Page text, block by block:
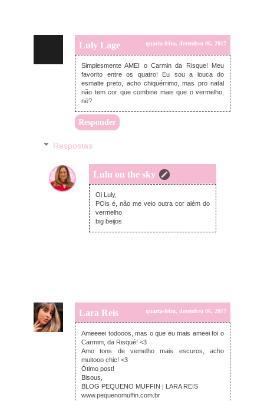
Luly Lage quarta-feira, dezembro 06, 2017
Simplesmente AMEI o Carmin da Risque! Meu
favorito entre os quatro! Eu sou a louca do
esmalte preto, acho chiquérrimo, mas pro natal
não tem cor que combine mais que o vermelho,
né?
Responder
Respostas
Lulu on the sky
quarta-feira, dezembro 06, 2017
Oi Luly,
POis é, não me veio outra cor além do
vermelho
big beijos
Lara Reis quarta-feira, dezembro 06, 2017
Ameeeei todooos, mas o que eu mais ameei foi o
Carmim, da Risqué! <3
Amo tons de vemelho mais escuros, acho
muitooo chic! <3
Ótimo post!
Bisous,
BLOG PEQUENO MUFFIN | LARA REIS
www.pequenomuffin.com.br